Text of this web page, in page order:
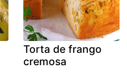
Torta de frango
cremosa